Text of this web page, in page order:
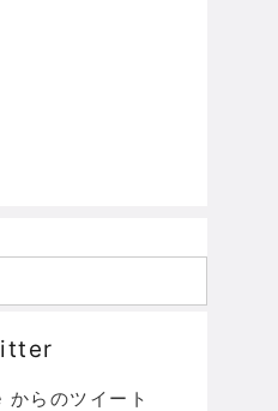
らのツイート